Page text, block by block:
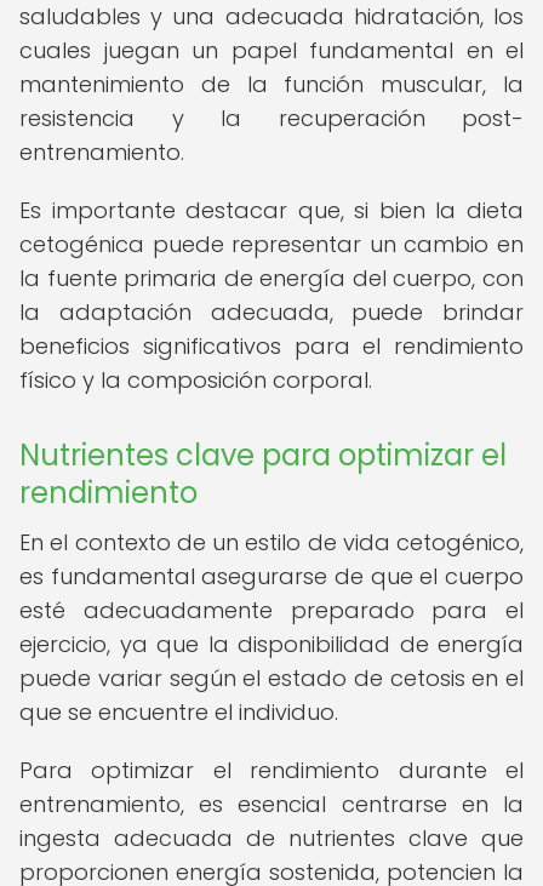
saludables y una adecuada hidratación, los
cuales juegan un papel fundamental en el
mantenimiento de la función muscular, la
resistencia y la recuperación post-
entrenamiento.
Es importante destacar que, si bien la dieta
cetogénica puede representar un cambio en
la fuente primaria de energía del cuerpo, con
la adaptación adecuada, puede brindar
beneficios significativos para el rendimiento
físico y la composición corporal.
Nutrientes clave para optimizar el
rendimiento
En el contexto de un estilo de vida cetogénico,
es fundamental asegurarse de que el cuerpo
esté adecuadamente preparado para el
ejercicio, ya que la disponibilidad de energía
puede variar según el estado de cetosis en el
que se encuentre el individuo.
Para optimizar el rendimiento durante el
entrenamiento, es esencial centrarse en la
ingesta adecuada de nutrientes clave que
proporcionen energía sostenida, potencien la